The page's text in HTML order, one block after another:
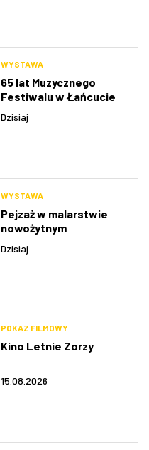
WYSTAWA
65 lat Muzycznego
Festiwalu w Łańcucie
Dzisiaj
WYSTAWA
Pejzaż w malarstwie
nowożytnym
Dzisiaj
POKAZ FILMOWY
Kino Letnie Zorzy
15.08.2026